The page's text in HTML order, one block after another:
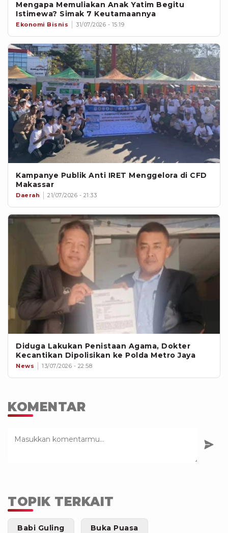
Mengapa Memuliakan Anak Yatim Begitu
Istimewa? Simak 7 Keutamaannya
Ekonomi Bisnis 31/07/2026 - 15:19
Kampanye Publik Anti IRET Menggelora di CFD
Makassar
Daerah 21/07/2026 - 21:33
Diduga Lakukan Penistaan Agama, Dokter
Kecantikan Dipolisikan ke Polda Metro Jaya
News 13/07/2026 - 22:58
KOMENTAR
TOPIK TERKAIT
Babi Guling Buka Puasa